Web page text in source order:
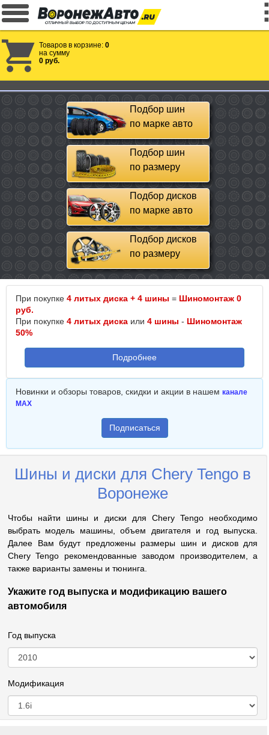
Товаров в корзине: 0
на сумму
0 руб.
Подбор шин
по марке авто
Подбор шин
по размеру
Подбор дисков
по марке авто
Подбор дисков
по размеру
При покупке 4 литых диска + 4 шины = Шиномонтаж 0
руб.
При покупке 4 литых диска или 4 шины - Шиномонтаж
50%
Подробнее
Новинки и обзоры товаров, скидки и акции в нашем канале
MAX
Подписаться
Шины и диски для Chery Tengo в
Воронеже
Чтобы найти шины и диски для Chery Tengo необходимо
выбрать модель машины, объем двигателя и год выпуска.
Далее Вам будут предложены размеры шин и дисков для
Chery Tengo рекомендованные заводом производителем, а
также варианты замены и тюнинга.
Укажите год выпуска и модификацию вашего
автомобиля
Год выпуска
Модификация